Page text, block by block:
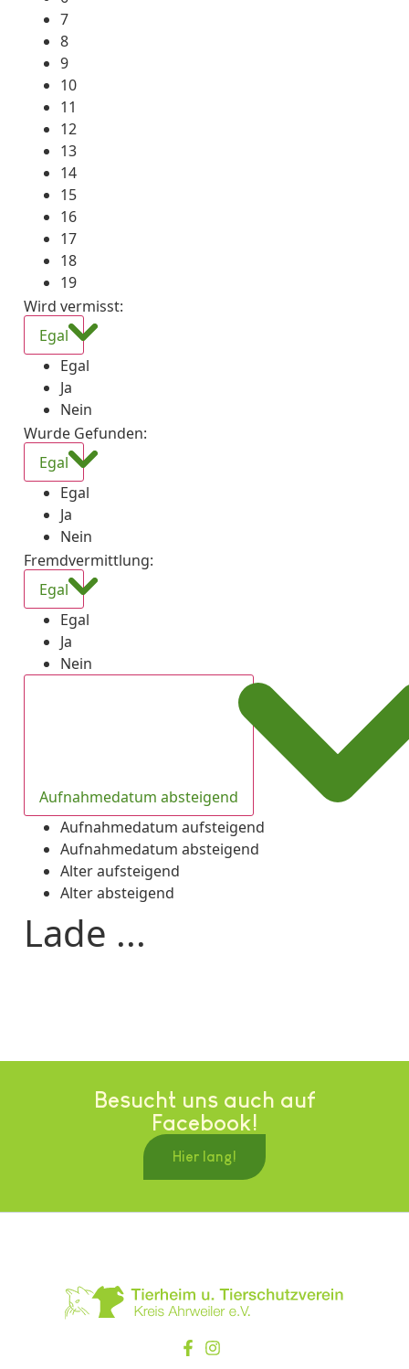
7
8
9
10
11
12
13
14
15
16
17
18
19
Wird vermisst:
Egal
Egal
Ja
Nein
Wurde Gefunden:
Egal
Egal
Ja
Nein
Fremdvermittlung:
Egal
Egal
Ja
Nein
Aufnahmedatum absteigend
Aufnahmedatum aufsteigend
Aufnahmedatum absteigend
Alter aufsteigend
Alter absteigend
Lade ...
Besucht uns auch auf
Facebook!
Hier lang!